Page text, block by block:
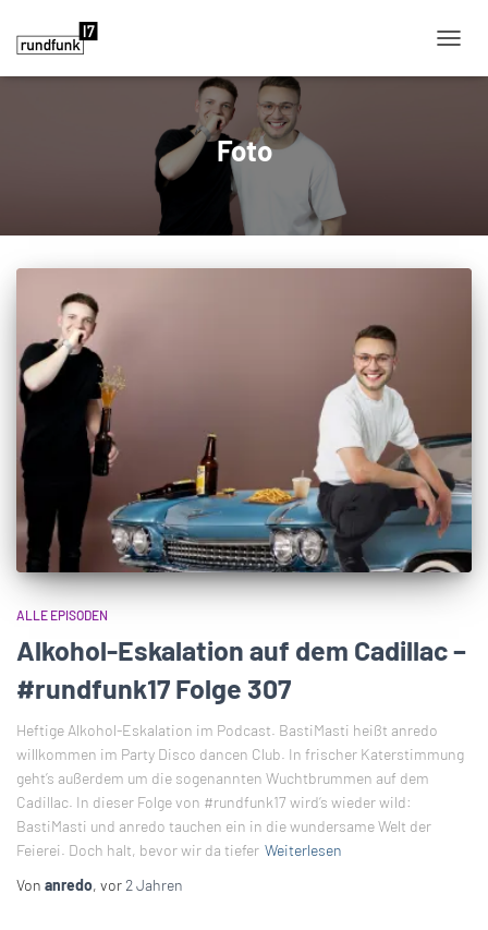
Foto
ALLE EPISODEN
Alkohol-Eskalation auf dem Cadillac –
#rundfunk17 Folge 307
Heftige Alkohol-Eskalation im Podcast. BastiMasti heißt anredo
willkommen im Party Disco dancen Club. In frischer Katerstimmung
geht’s außerdem um die sogenannten Wuchtbrummen auf dem
Cadillac. In dieser Folge von #rundfunk17 wird’s wieder wild:
BastiMasti und anredo tauchen ein in die wundersame Welt der
Feierei. Doch halt, bevor wir da tiefer Weiterlesen
Von anredo, vor 2 Jahren